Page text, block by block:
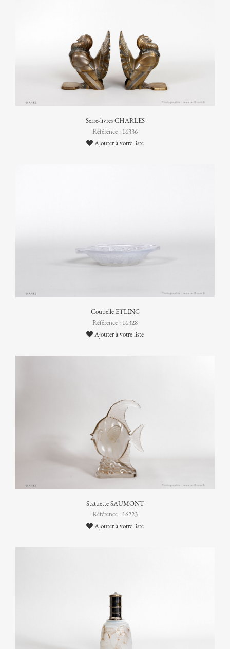
Serre-livres CHARLES
Référence : 16336
Ajouter à votre liste
Coupelle ETLING
Référence : 16328
Ajouter à votre liste
Statuette SAUMONT
Référence : 16223
Ajouter à votre liste